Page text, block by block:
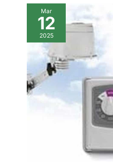
Mar
12
2025